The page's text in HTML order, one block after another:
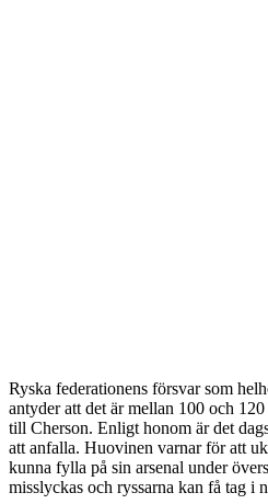
Ryska federationens försvar som
antyder att det är mellan 100 och
till Cherson. Enligt honom är det
att anfalla. Huovinen varnar för att
kunna fylla på sin arsenal under
misslyckas och ryssarna kan få tag i